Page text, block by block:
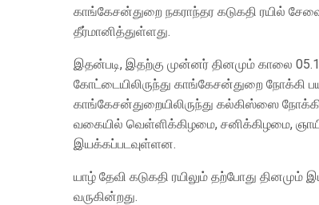
காங்கேசன்துறை நகராந்தர கடுகதி ரயில்
தீர்மானித்துள்ளது.
இதன்படி, இதற்கு முன்னர் தினமும் காலை
கோட்டையிலிருந்து காங்கேசன்துறை நோக்கி
காங்கேசன்துறையிலிருந்து கல்கிஸ்ஸை
வகையில் வெள்ளிக்கிழமை, சனிக்கிழமை,
இயக்கப்படவுள்ளன.
யாழ் தேவி கடுகதி ரயிலும் தற்போது
வருகின்றது.